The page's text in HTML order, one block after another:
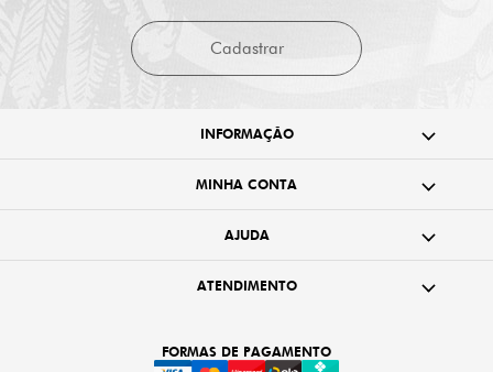
Cadastrar
INFORMAÇÃO
MINHA CONTA
AJUDA
ATENDIMENTO
FORMAS DE PAGAMENTO